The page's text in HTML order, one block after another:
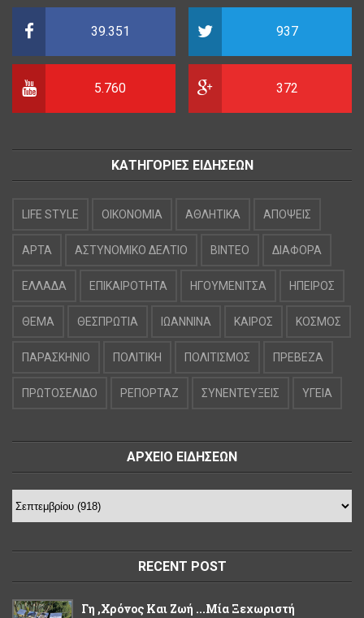
39.351 937
5.760 372
ΚΑΤΗΓΟΡΙΕΣ ΕΙΔΗΣΕΩΝ
LIFE STYLE OIKONOMIA ΑΘΛΗΤΙΚΑ ΑΠΟΨΕΙΣ
ΑΡΤΑ ΑΣΤΥΝΟΜΙΚΟ ΔΕΛΤΙΟ ΒΙΝΤΕΟ ΔΙΑΦΟΡΑ
ΕΛΛΑΔΑ ΕΠΙΚΑΙΡΟΤΗΤΑ ΗΓΟΥΜΕΝΙΤΣΑ ΗΠΕΙΡΟΣ
ΘΕΜΑ ΘΕΣΠΡΩΤΙΑ ΙΩΑΝΝΙΝΑ ΚΑΙΡΟΣ ΚΟΣΜΟΣ
ΠΑΡΑΣΚΗΝΙΟ ΠΟΛΙΤΙΚΗ ΠΟΛΙΤΙΣΜΟΣ ΠΡΕΒΕΖΑ
ΠΡΩΤΟΣΕΛΙΔΟ ΡΕΠΟΡΤΑΖ ΣΥΝΕΝΤΕΥΞΕΙΣ ΥΓΕΙΑ
ΑΡΧΕΙΟ ΕΙΔΗΣΕΩΝ
RECENT POST
Γη ,χρόνος Και Ζωή ...Μία Ξεχωριστή